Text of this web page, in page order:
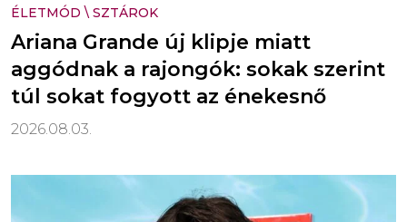
ÉLETMÓD \ SZTÁROK
Ariana Grande új klipje miatt
aggódnak a rajongók: sokak szerint
túl sokat fogyott az énekesnő
2026.08.03.